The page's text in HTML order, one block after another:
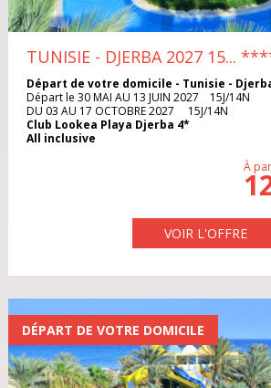
DANEMARK
EGYPTE
ESPAGNE
GRECE
ILES GRENADINES
IRLANDE
TUNISIE - DJERBA 2027 15...
Départ de votre domicile - Tunisie -
Départ le 30 MAI AU 13 JUIN 2027 15J/14N
DU 03 AU 17 OCTOBRE 2027 15J/14N
Club Lookea Playa Djerba 4*
All inclusive
À
VOIR L'OFFRE
DÉPART DE VOTRE DOMICILE
Iles Grenadines
Italie
Pologne
Thaïlande
Turquie